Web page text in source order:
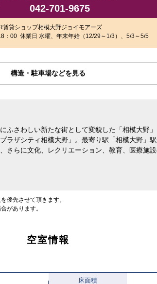
042-701-9675
賃貸ショップ相模大野ジョイモアーズ
：00 休業日 水曜、年末年始（12/29～1/3）、5/3～5/5
構造・駐車場などを見る
ふさわしい新たな街として変貌した「相模大野
ラザシティ相模大野」。最寄り駅「相模大野」
さらに文化、レクリエーション、教育、医療施
優先させて頂きます。
があります。
空室情報
床面積